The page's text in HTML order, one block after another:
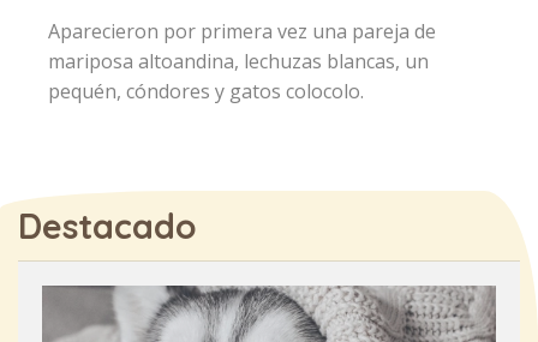
Aparecieron por primera vez una pareja de
mariposa altoandina, lechuzas blancas, un
pequén, cóndores y gatos colocolo.
Destacado